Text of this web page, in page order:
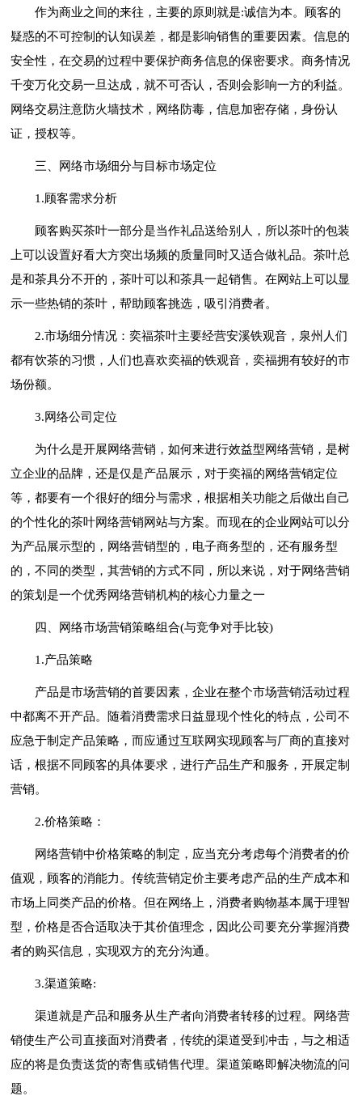
作为商业之间的来往，主要的原则就是:诚信为本。顾客的
疑惑的不可控制的认知误差，都是影响销售的重要因素。信息的
安全性，在交易的过程中要保护商务信息的保密要求。商务情况
千变万化交易一旦达成，就不可否认，否则会影响一方的利益。
网络交易注意防火墙技术，网络防毒，信息加密存储，身份认
证，授权等。
三、网络市场细分与目标市场定位
1.顾客需求分析
顾客购买茶叶一部分是当作礼品送给别人，所以茶叶的包装
上可以设置好看大方突出场频的质量同时又适合做礼品。茶叶总
是和茶具分不开的，茶叶可以和茶具一起销售。在网站上可以显
示一些热销的茶叶，帮助顾客挑选，吸引消费者。
2.市场细分情况：奕福茶叶主要经营安溪铁观音，泉州人们
都有饮茶的习惯，人们也喜欢奕福的铁观音，奕福拥有较好的市
场份额。
3.网络公司定位
为什么是开展网络营销，如何来进行效益型网络营销，是树
立企业的品牌，还是仅是产品展示，对于奕福的网络营销定位
等，都要有一个很好的细分与需求，根据相关功能之后做出自己
的个性化的茶叶网络营销网站与方案。而现在的企业网站可以分
为产品展示型的，网络营销型的，电子商务型的，还有服务型
的，不同的类型，其营销的方式不同，所以来说，对于网络营销
的策划是一个优秀网络营销机构的核心力量之一
四、网络市场营销策略组合(与竞争对手比较)
1.产品策略
产品是市场营销的首要因素，企业在整个市场营销活动过程
中都离不开产品。随着消费需求日益显现个性化的特点，公司不
应急于制定产品策略，而应通过互联网实现顾客与厂商的直接对
话，根据不同顾客的具体要求，进行产品生产和服务，开展定制
营销。
2.价格策略：
网络营销中价格策略的制定，应当充分考虑每个消费者的价
值观，顾客的消能力。传统营销定价主要考虑产品的生产成本和
市场上同类产品的价格。但在网络上，消费者购物基本属于理智
型，价格是否合适取决于其价值理念，因此公司要充分掌握消费
者的购买信息，实现双方的充分沟通。
3.渠道策略:
渠道就是产品和服务从生产者向消费者转移的过程。网络营
销使生产公司直接面对消费者，传统的渠道受到冲击，与之相适
应的将是负责送货的寄售或销售代理。渠道策略即解决物流的问
题。